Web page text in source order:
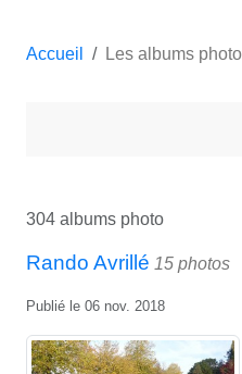
Accueil Les albums
304 albums photo
Rando Avrillé 15 photos
Publié le 06 nov. 2018